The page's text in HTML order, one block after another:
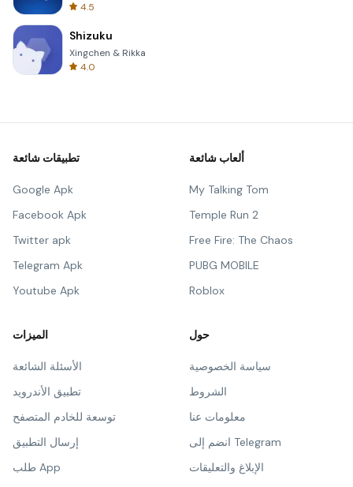
4.5
Shizuku
Xingchen & Rikka
4.0
تطبيقات شائعة
Google Apk
Facebook Apk
Twitter apk
Telegram Apk
Youtube Apk
ألعاب شائعة
My Talking Tom
Temple Run 2
Free Fire: The Chaos
PUBG MOBILE
Roblox
الميزات
الأسئلة الشائعة
تطبيق الأندرويد
توسعة للخادم المتصفح
إرسال التطبيق
طلب App
حول
سياسة الخصوصية
الشروط
معلومات عنا
انضم إلى Telegram
الإبلاغ والتعليقات